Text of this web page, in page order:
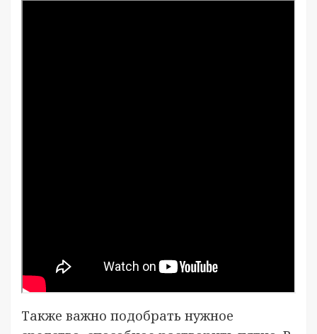
Также важно подобрать нужное